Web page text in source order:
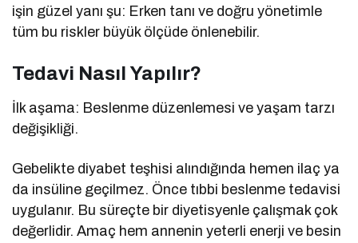
işin güzel yanı şu: Erken tanı ve doğru yönetimle
tüm bu riskler büyük ölçüde önlenebilir.
Tedavi Nasıl Yapılır?
İlk aşama: Beslenme düzenlemesi ve yaşam tarzı
değişikliği.
Gebelikte diyabet teşhisi alındığında hemen ilaç ya
da insüline geçilmez. Önce tıbbi beslenme tedavisi
uygulanır. Bu süreçte bir diyetisyenle çalışmak çok
değerlidir. Amaç hem annenin yeterli enerji ve besin